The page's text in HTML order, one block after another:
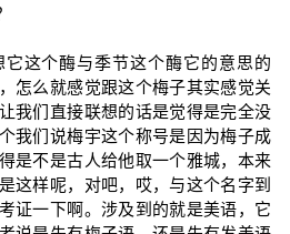
这个酶与季节这个酶它的意思的
怎么就感觉跟这个梅子其实感觉关
我们直接联想的话是觉得是完全没
我们说梅宇这个称号是因为梅子成
是不是古人给他取一个雅城，本来
这样呢，对吧，哎，与这个名字到
证一下啊。涉及到的就是美语，它